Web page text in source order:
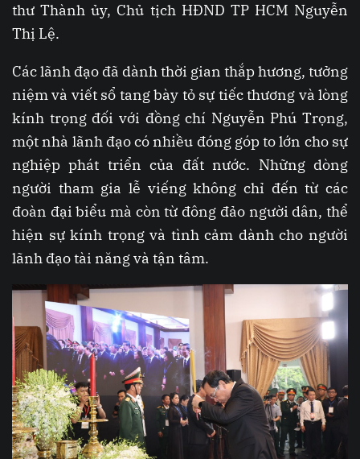
thư Thành ủy, Chủ tịch HĐND TP HCM Nguyễn
Thị Lệ.
Các lãnh đạo đã dành thời gian thắp hương, tưởng
niệm và viết sổ tang bày tỏ sự tiếc thương và lòng
kính trọng đối với đồng chí Nguyễn Phú Trọng,
một nhà lãnh đạo có nhiều đóng góp to lớn cho sự
nghiệp phát triển của đất nước. Những dòng
người tham gia lễ viếng không chỉ đến từ các
đoàn đại biểu mà còn từ đông đảo người dân, thể
hiện sự kính trọng và tình cảm dành cho người
lãnh đạo tài năng và tận tâm.